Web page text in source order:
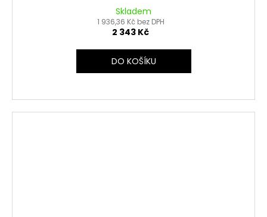
Skladem
1 936,36 Kč bez DPH
2 343 Kč
DO KOŠÍKU